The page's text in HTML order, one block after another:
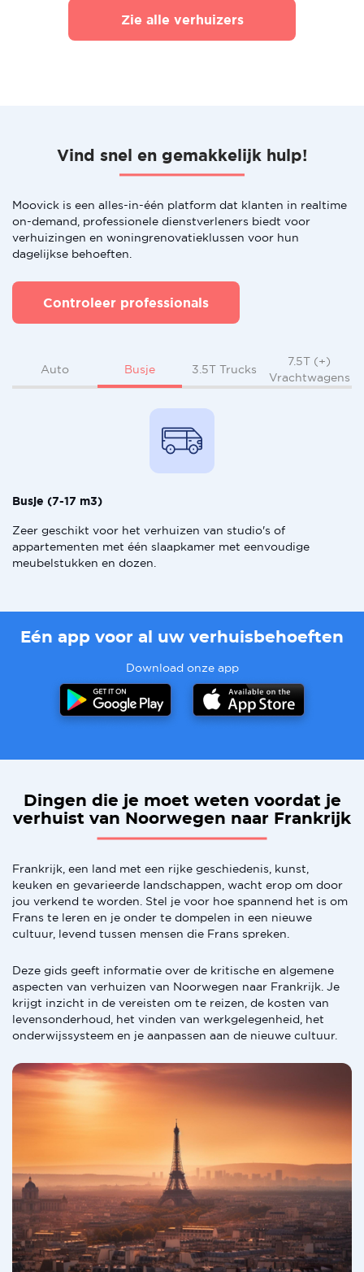
Zie alle verhuizers
Vind snel en gemakkelijk hulp!
Moovick is een alles-in-één platform dat klanten in realtime
on-demand, professionele dienstverleners biedt voor
verhuizingen en woningrenovatieklussen voor hun
dagelijkse behoeften.
Controleer professionals
Auto Busje 3.5T Trucks
7.5T (+)
Vrachtwagens
Busje (7-17 m3)
Zeer geschikt voor het verhuizen van studio's of
appartementen met één slaapkamer met eenvoudige
meubelstukken en dozen.
Eén app voor al uw verhuisbehoeften
Download onze app
Dingen die je moet weten voordat je
verhuist van Noorwegen naar Frankrijk
Frankrijk, een land met een rijke geschiedenis, kunst,
keuken en gevarieerde landschappen, wacht erop om door
jou verkend te worden. Stel je voor hoe spannend het is om
Frans te leren en je onder te dompelen in een nieuwe
cultuur, levend tussen mensen die Frans spreken.
Deze gids geeft informatie over de kritische en algemene
aspecten van verhuizen van Noorwegen naar Frankrijk. Je
krijgt inzicht in de vereisten om te reizen, de kosten van
levensonderhoud, het vinden van werkgelegenheid, het
onderwijssysteem en je aanpassen aan de nieuwe cultuur.